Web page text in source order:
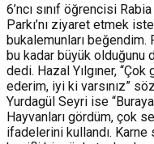
6’ncı sınıf öğrencisi
Parkı’nı ziyaret etmek
bukalemunları beğendim.
bu kadar büyük olduğunu
dedi. Hazal Yılgıner,
ederim, iyi ki varsınız”
Yurdagül Seyri ise
Hayvanları gördüm, çok
ifadelerini kullandı.